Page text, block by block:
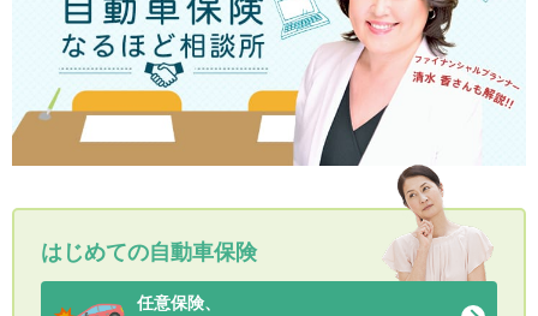
はじめての自動車保険
任意保険、